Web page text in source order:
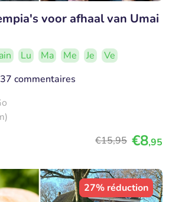
voor afhaal van Umai
Lu Ma Me Je
Ve
commentaires
€15,95 €8,95
27% réduction